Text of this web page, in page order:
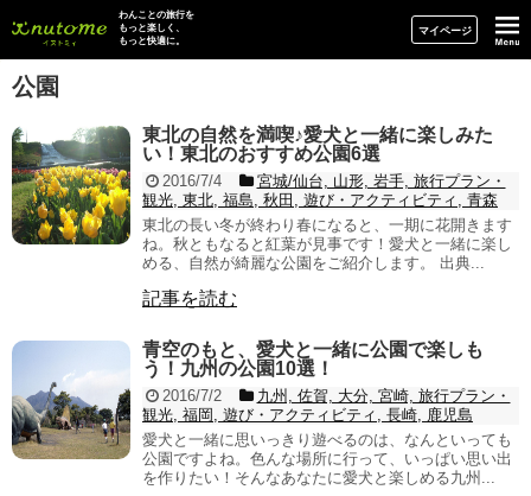
イヌトミィ
わんことの旅行を
もっと楽しく、
もっと快適に。
マイページ
公園
東北の自然を満喫♪愛犬と一緒に楽しみた
い！東北のおすすめ公園6選
2016/7/4
宮城/仙台, 山形, 岩手, 旅行プラン・
観光, 東北, 福島, 秋田, 遊び・アクティビティ, 青森
東北の長い冬が終わり春になると、一期に花開きます
ね。秋ともなると紅葉が見事です！愛犬と一緒に楽し
める、自然が綺麗な公園をご紹介します。 出典...
記事を読む
青空のもと、愛犬と一緒に公園で楽しも
う！九州の公園10選！
2016/7/2
九州, 佐賀, 大分, 宮崎, 旅行プラン・
観光, 福岡, 遊び・アクティビティ, 長崎, 鹿児島
愛犬と一緒に思いっきり遊べるのは、なんといっても
公園ですよね。色んな場所に行って、いっぱい思い出
を作りたい！そんなあなたに愛犬と楽しめる九州...